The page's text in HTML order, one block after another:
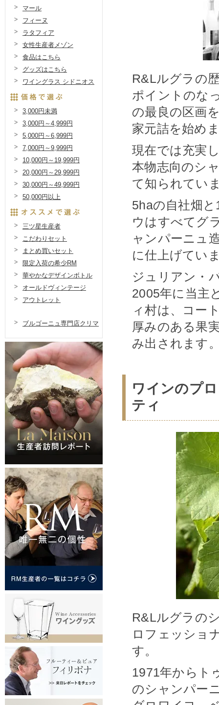
R&Lルグラの
ポイントのな
の最良の区画
家元詰を始め
現在では充実
本物志向のシ
て知られてい
5haの自社畑
ウはすべてグ
ャンパーニュ
に仕上げてい
ジュリアン・
2005年に当主
ィ村は、コー
厚みのある果
み出されます
ワインのプ
ティ
R&Lルグラの
ロフェッショ
す。
1971年からト
のシャンパー
マール
フィーヌ
ラタフィア
女性生産者メゾン
食品はこちら
グッズはこちら
ワイングラス シドニオス
3,000円未満
3,000円～4,999円
5,000円～6,999円
7,000円～9,999円
10,000円～19,999円
20,000円～29,999円
30,000円～49,999円
50,000円以上
三ツ星生産者
こだわりセット
まとめ買いセット
限定入荷の希少RM
華やかなデザインボトル
オールドヴィンテージ
アウトレット
ブルゴーニュ専門店クリマ